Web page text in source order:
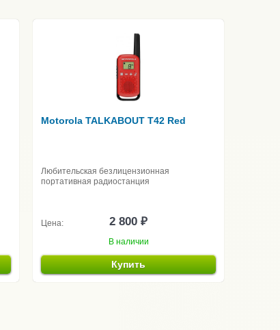
Motorola TALKABOUT T42 Red
Любительская безлицензионная
портативная радиостанция
Цена: 2 800 ₽
В наличии
Купить